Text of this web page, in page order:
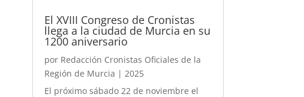
El XVIII Congreso de Cronistas
llega a la ciudad de Murcia en su
1200 aniversario
por Redacción Cronistas Oficiales de la
Región de Murcia | 2025
El próximo sábado 22 de noviembre el